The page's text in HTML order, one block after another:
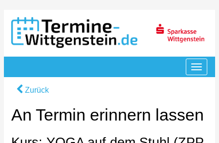
Zurück
An Termin erinnern lassen